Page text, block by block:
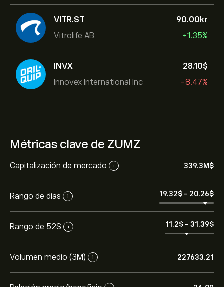
VITR.ST
Vitrolife AB
90.00‎kr‎
+1.35%
INVX
Innovex International Inc
28.10‎$‎
-8.47%
Métricas clave de ZUMZ
Capitalización de mercado i 339.3M‎$‎
Rango de días i 19.32‎$‎ - 20.26‎$‎
Rango de 52S i 11.2‎$‎ - 31.39‎$‎
Volumen medio (3M) i 227633.21